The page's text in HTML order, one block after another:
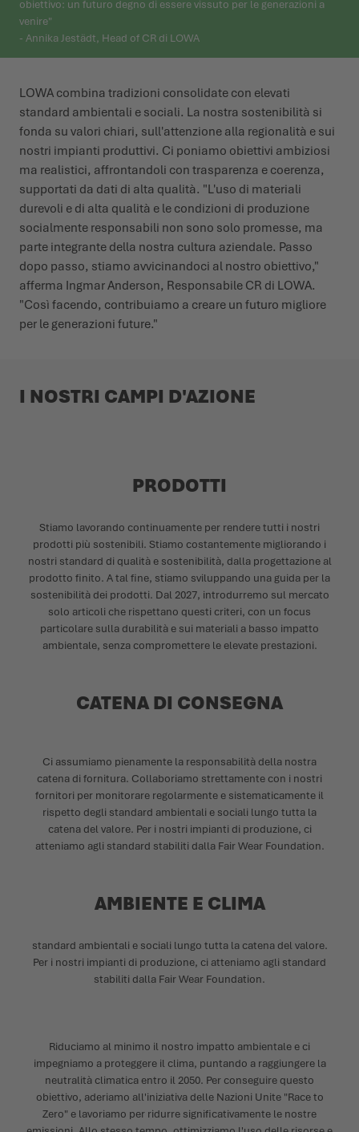
obiettivo: un futuro degno di essere vissuto per le generazioni a
venire"
- Annika Jestädt, Head of CR di LOWA
LOWA combina tradizioni consolidate con elevati
standard ambientali e sociali. La nostra sostenibilità si
fonda su valori chiari, sull'attenzione alla regionalità e sui
nostri impianti produttivi. Ci poniamo obiettivi ambiziosi
ma realistici, affrontandoli con trasparenza e coerenza,
supportati da dati di alta qualità. "L'uso di materiali
durevoli e di alta qualità e le condizioni di produzione
socialmente responsabili non sono solo promesse, ma
parte integrante della nostra cultura aziendale. Passo
dopo passo, stiamo avvicinandoci al nostro obiettivo,"
afferma Ingmar Anderson, Responsabile CR di LOWA.
"Così facendo, contribuiamo a creare un futuro migliore
per le generazioni future."
I NOSTRI CAMPI D'AZIONE
PRODOTTI
Stiamo lavorando continuamente per rendere tutti i nostri
prodotti più sostenibili. Stiamo costantemente migliorando i
nostri standard di qualità e sostenibilità, dalla progettazione al
prodotto finito. A tal fine, stiamo sviluppando una guida per la
sostenibilità dei prodotti. Dal 2027, introdurremo sul mercato
solo articoli che rispettano questi criteri, con un focus
particolare sulla durabilità e sui materiali a basso impatto
ambientale, senza compromettere le elevate prestazioni.
CATENA DI CONSEGNA
Ci assumiamo pienamente la responsabilità della nostra
catena di fornitura. Collaboriamo strettamente con i nostri
fornitori per monitorare regolarmente e sistematicamente il
rispetto degli standard ambientali e sociali lungo tutta la
catena del valore. Per i nostri impianti di produzione, ci
atteniamo agli standard stabiliti dalla Fair Wear Foundation.
AMBIENTE E CLIMA
standard ambientali e sociali lungo tutta la catena del valore.
Per i nostri impianti di produzione, ci atteniamo agli standard
stabiliti dalla Fair Wear Foundation.
Riduciamo al minimo il nostro impatto ambientale e ci
impegniamo a proteggere il clima, puntando a raggiungere la
neutralità climatica entro il 2050. Per conseguire questo
obiettivo, aderiamo all'iniziativa delle Nazioni Unite "Race to
Zero" e lavoriamo per ridurre significativamente le nostre